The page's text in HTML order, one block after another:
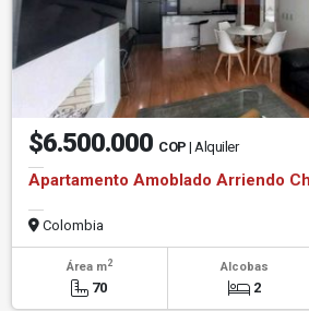
$6.500.000 COP | Alquiler
Apartamento Amoblado Arriendo
Colombia
Área m2
70
Alcobas
2